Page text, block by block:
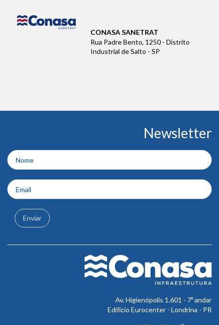
CONASA SANETRAT
Rua Padre Bento, 1250 - Distrito
Industrial de Salto - SP
rodapé
Newsletter
Enviar
Av. Higienópolis 1.601 - 7º andar
Edifício Eurocenter - Londrina - PR